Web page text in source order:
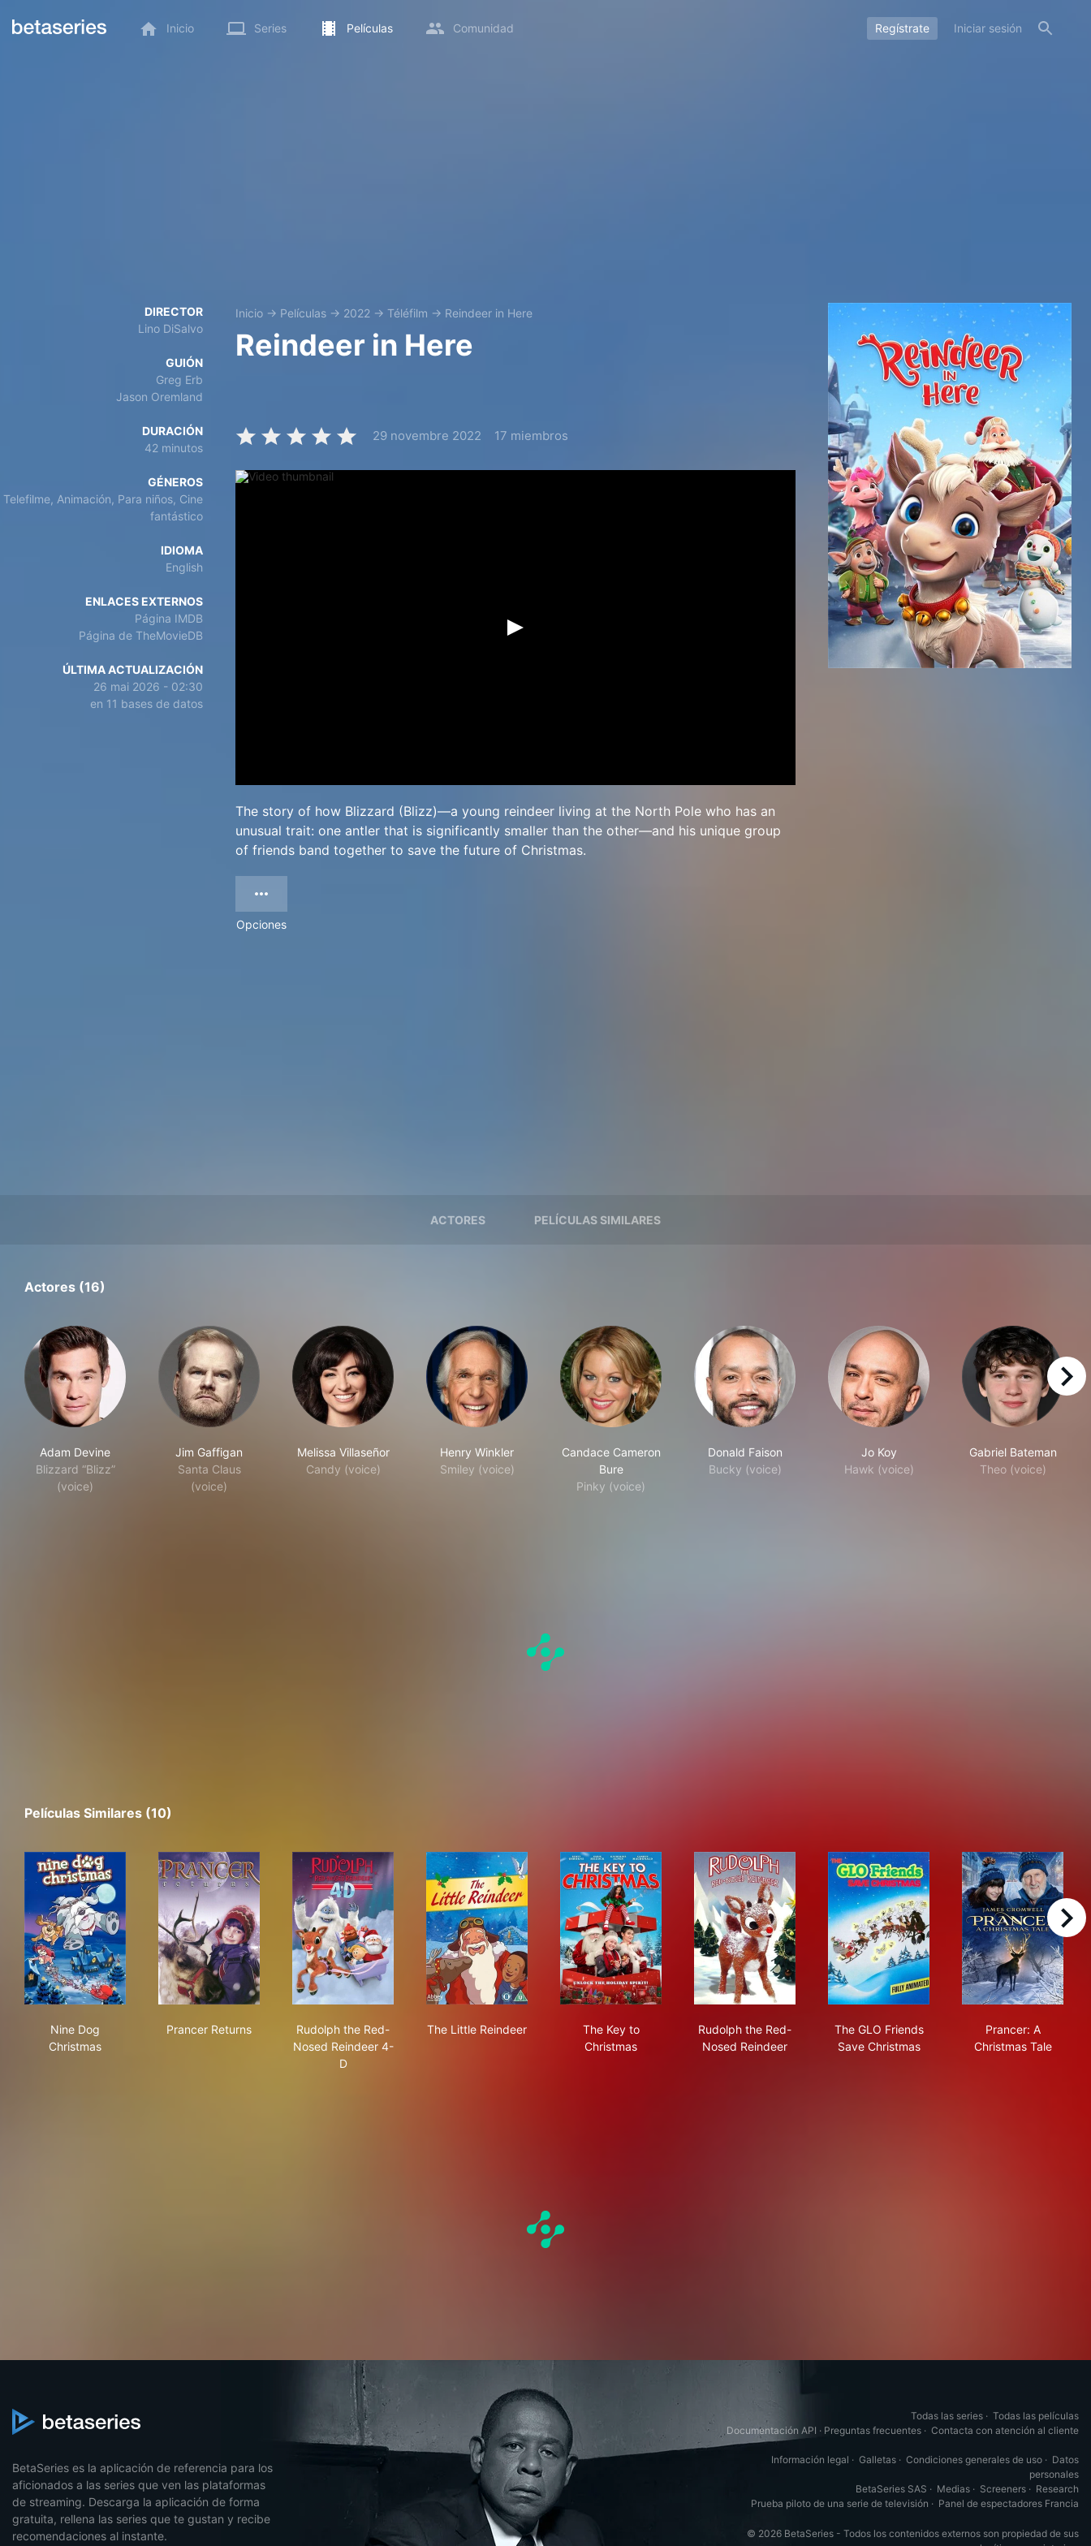
Inicio Series Películas Comunidad Regístrate Iniciar sesión
DIRECTOR
Lino DiSalvo
GUIÓN
Greg Erb
Jason Oremland
DURACIÓN
42 minutos
GÉNEROS
Telefilme, Animación, Para niños, Cine
fantástico
IDIOMA
English
ENLACES EXTERNOS
Página IMDB
Página de TheMovieDB
ÚLTIMA ACTUALIZACIÓN
26 mai 2026 - 02:30
en 11 bases de datos
Inicio → Películas → 2022 → Téléfilm → Reindeer in Here
Reindeer in Here
29 novembre 2022 17 miembros
The story of how Blizzard (Blizz)—a young reindeer living at the North Pole who has an
unusual trait: one antler that is significantly smaller than the other—and his unique group
of friends band together to save the future of Christmas.
Opciones
ACTORES PELÍCULAS SIMILARES
Actores (16)
Adam Devine
Blizzard “Blizz”
(voice)
Jim Gaffigan
Santa Claus
(voice)
Melissa Villaseñor
Candy (voice)
Henry Winkler
Smiley (voice)
Candace Cameron
Bure
Pinky (voice)
Donald Faison
Bucky (voice)
Jo Koy
Hawk (voice)
Gabriel Bateman
Theo (voice)
right
Películas Similares (10)
Nine Dog
Christmas
Prancer Returns
Rudolph the Red-
Nosed Reindeer 4-
D
The Little Reindeer
The Key to
Christmas
Rudolph the Red-
Nosed Reindeer
The GLO Friends
Save Christmas
Prancer: A
Christmas Tale
right
BetaSeries es la aplicación de referencia para los
aficionados a las series que ven las plataformas
de streaming. Descarga la aplicación de forma
gratuita, rellena las series que te gustan y recibe
recomendaciones al instante.
Todas las series · Todas las películas
Documentación API · Preguntas frecuentes · Contacta con atención al cliente
Información legal · Galletas · Condiciones generales de uso · Datos
personales
BetaSeries SAS · Medias · Screeners · Research
Prueba piloto de una serie de televisión · Panel de espectadores Francia
© 2026 BetaSeries - Todos los contenidos externos son propiedad de sus